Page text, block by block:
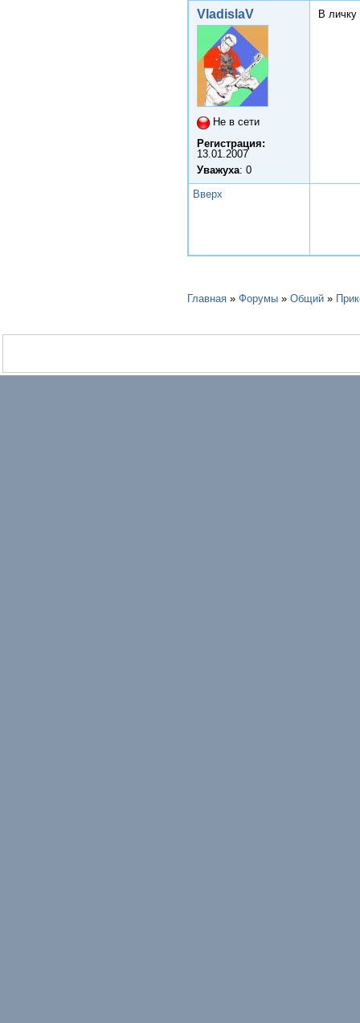
VladislaV
Не в сети
Регистрация:
13.01.2007
Уважуха: 0
В личку
Вверх
Главная » Форумы » Общий »